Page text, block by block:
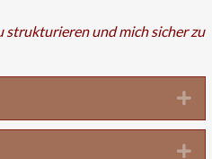
strukturieren und mich sicher zu